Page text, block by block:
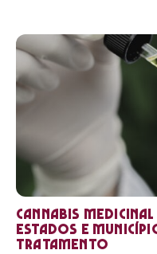
Cannabis
estados e
tratamento